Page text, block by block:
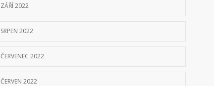
ZÁŘÍ 2022
SRPEN 2022
ČERVENEC 2022
ČERVEN 2022